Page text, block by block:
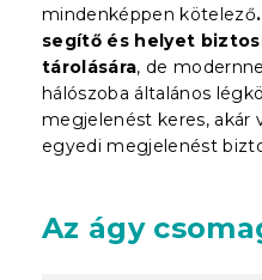
mindenképpen kötelező
segítő és helyet
tárolására, de
hálószoba általános
megjelenést keres, akár
egyedi megjelenést
Az ágy